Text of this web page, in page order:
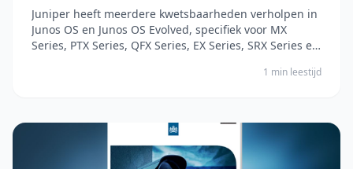
Juniper heeft meerdere kwetsbaarheden verholpen in
Junos OS en Junos OS Evolved, specifiek voor MX
Series, PTX Series, QFX Series, EX Series, SRX Series en
betreffen verschillende componenten binnen Junos
1 min leestijd